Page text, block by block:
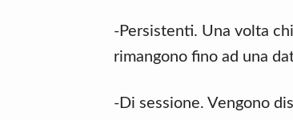
-Persistenti. Una volta
rimangono fino ad una
-Di sessione. Vengono